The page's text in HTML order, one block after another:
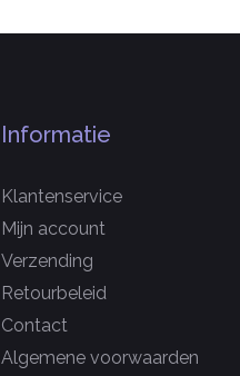
Informatie
Klantenservice
Mijn account
Verzending
Retourbeleid
Contact
Algemene voorwaarden